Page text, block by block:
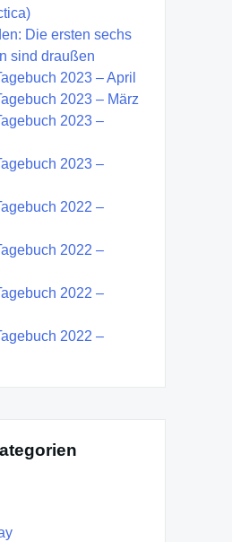
Die ersten sechs
sind draußen
2023 – April
2023 – März
2023 –
2023 –
2022 –
2022 –
2022 –
2022 –